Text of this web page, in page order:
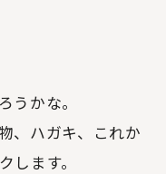
うかな。
、ハガキ、これか
します。